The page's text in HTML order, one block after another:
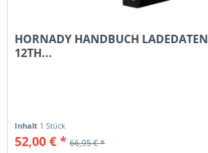
HORNADY HANDBUCH
12TH...
Inhalt 1 Stück
52,00 € * 66,95 € *